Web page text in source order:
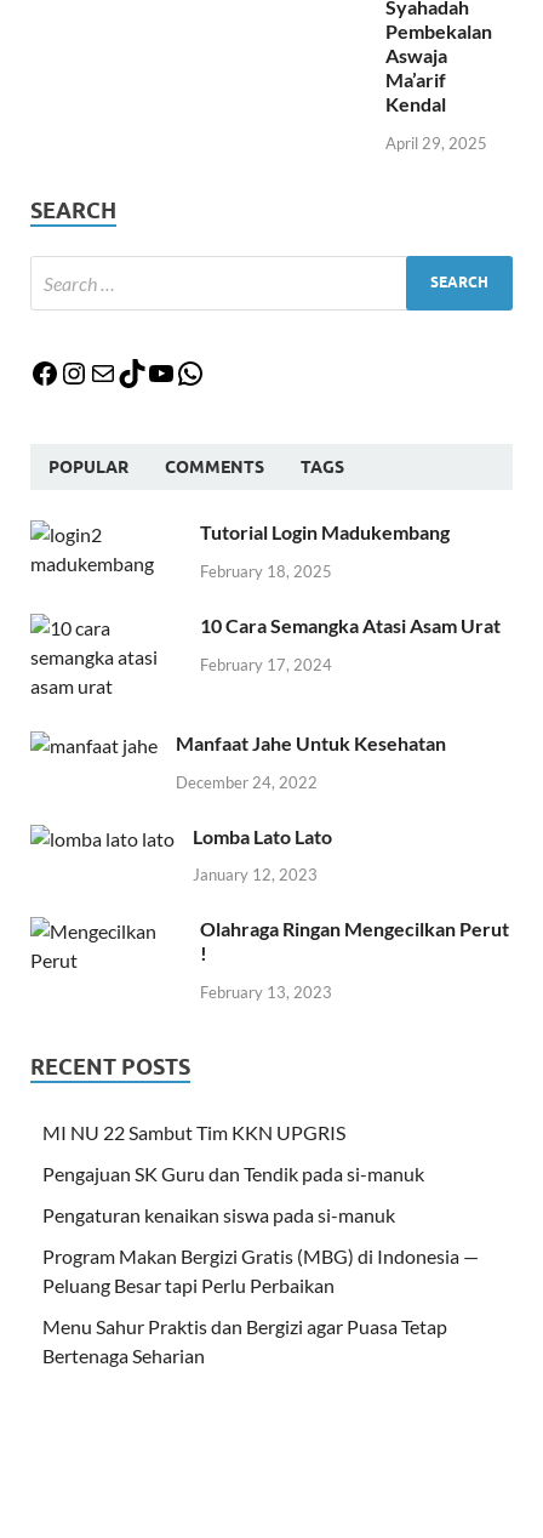
Syahadah
Pembekalan
Aswaja
Ma’arif
Kendal
April 29, 2025
SEARCH
POPULAR COMMENTS TAGS
Tutorial Login Madukembang
February 18, 2025
10 Cara Semangka Atasi Asam Urat
February 17, 2024
Manfaat Jahe Untuk Kesehatan
December 24, 2022
Lomba Lato Lato
January 12, 2023
Olahraga Ringan Mengecilkan Perut
!
February 13, 2023
RECENT POSTS
MI NU 22 Sambut Tim KKN UPGRIS
Pengajuan SK Guru dan Tendik pada si-manuk
Pengaturan kenaikan siswa pada si-manuk
Program Makan Bergizi Gratis (MBG) di Indonesia —
Peluang Besar tapi Perlu Perbaikan
Menu Sahur Praktis dan Bergizi agar Puasa Tetap
Bertenaga Seharian